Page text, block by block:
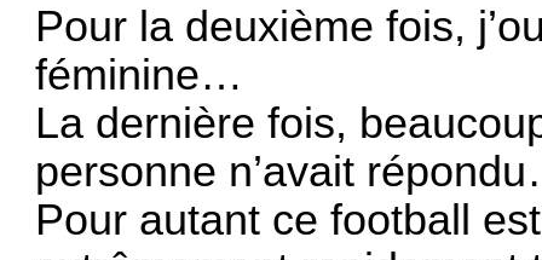
Pour la deuxième fois,
féminine…
La dernière fois,
personne n’avait
Pour autant ce football